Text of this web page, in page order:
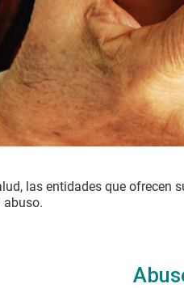
las entidades que ofrecen
abuso.